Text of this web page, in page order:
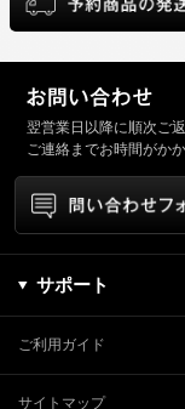
翌営業日以降に順次ご
ご連絡までお時間がか
サポート
ご利用ガイド
サイトマップ